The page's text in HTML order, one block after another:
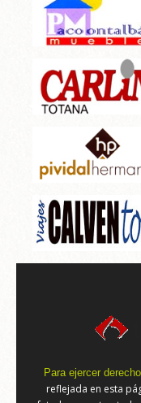
Para ejercer
reflejada en esta